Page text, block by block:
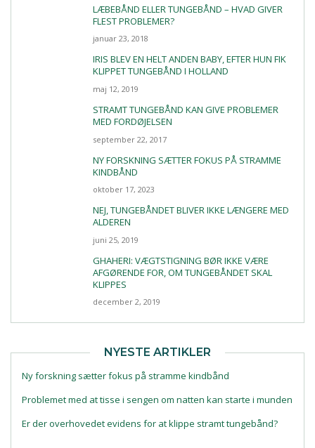
LÆBEBÅND ELLER TUNGEBÅND – HVAD GIVER
FLEST PROBLEMER?
januar 23, 2018
IRIS BLEV EN HELT ANDEN BABY, EFTER HUN FIK
KLIPPET TUNGEBÅND I HOLLAND
maj 12, 2019
STRAMT TUNGEBÅND KAN GIVE PROBLEMER
MED FORDØJELSEN
september 22, 2017
NY FORSKNING SÆTTER FOKUS PÅ STRAMME
KINDBÅND
oktober 17, 2023
NEJ, TUNGEBÅNDET BLIVER IKKE LÆNGERE MED
ALDEREN
juni 25, 2019
GHAHERI: VÆGTSTIGNING BØR IKKE VÆRE
AFGØRENDE FOR, OM TUNGEBÅNDET SKAL
KLIPPES
december 2, 2019
NYESTE ARTIKLER
Ny forskning sætter fokus på stramme kindbånd
Problemet med at tisse i sengen om natten kan starte i munden
Er der overhovedet evidens for at klippe stramt tungebånd?